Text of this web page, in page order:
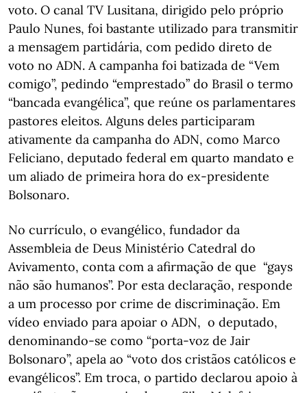
voto. O canal TV Lusitana, dirigido pelo próprio
Paulo Nunes, foi bastante utilizado para transmitir
a mensagem partidária, com pedido direto de
voto no ADN. A campanha foi batizada de “Vem
comigo”, pedindo “emprestado” do Brasil o termo
“bancada evangélica”, que reúne os parlamentares
pastores eleitos. Alguns deles participaram
ativamente da campanha do ADN, como Marco
Feliciano, deputado federal em quarto mandato e
um aliado de primeira hora do ex-presidente
Bolsonaro.
No currículo, o evangélico, fundador da
Assembleia de Deus Ministério Catedral do
Avivamento, conta com a afirmação de que “gays
não são humanos”. Por esta declaração, responde
a um processo por crime de discriminação. Em
vídeo enviado para apoiar o ADN, o deputado,
denominando-se como “porta-voz de Jair
Bolsonaro”, apela ao “voto dos cristãos católicos e
evangélicos”. Em troca, o partido declarou apoio à